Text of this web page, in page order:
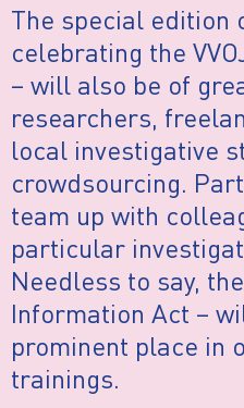
The special edition
celebrating the
– will also be of
researchers,
local investigative
crowdsourcing.
team up with
particular
Needless to say,
Information Act –
prominent place in
trainings.